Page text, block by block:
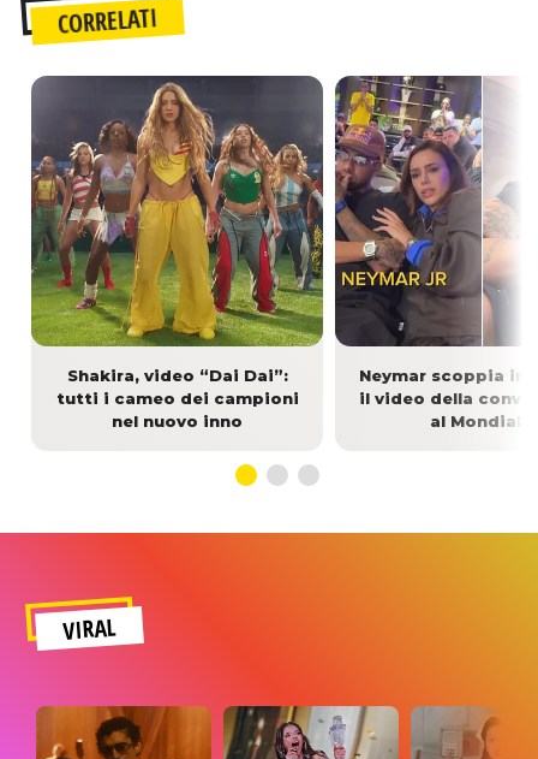
CORRELATI
Shakira, video “Dai Dai”:
tutti i cameo dei campioni
nel nuovo inno
Neymar scoppia in
il video della
al Mondiale
VIRAL